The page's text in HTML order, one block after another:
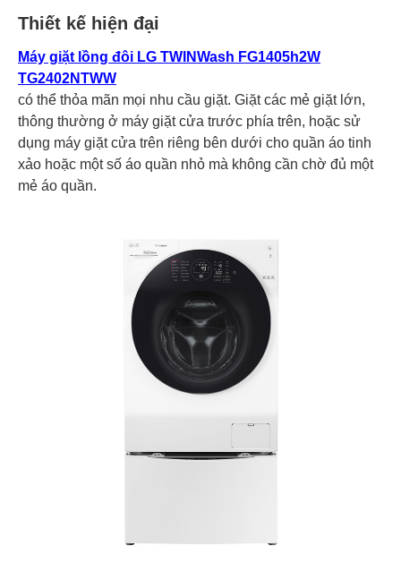
Thiết kế hiện đại
Máy giặt lồng đôi LG TWINWash FG1405h2W
TG2402NTWW
có thể thỏa mãn mọi nhu cầu giặt. Giặt các mẻ giặt lớn,
thông thường ở máy giặt cửa trước phía trên, hoặc sử
dụng máy giặt cửa trên riêng bên dưới cho quần áo tinh
xảo hoặc một số áo quần nhỏ mà không cần chờ đủ một
mẻ áo quần.